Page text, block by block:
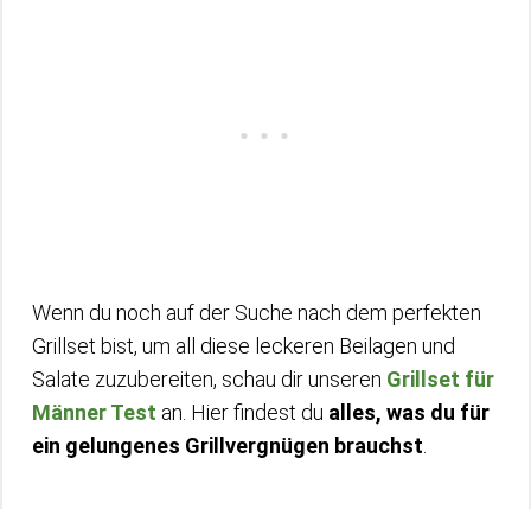
Wenn du noch auf der Suche nach dem perfekten
Grillset bist, um all diese leckeren Beilagen und
Salate zuzubereiten, schau dir unseren Grillset für
Männer Test an. Hier findest du alles, was du für
ein gelungenes Grillvergnügen brauchst